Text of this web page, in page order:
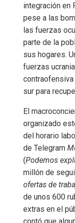
integración en
pese a las
las fuerzas
parte de la
sus hogares.
fuerzas
sur para
El
organizado
del horario
de Telegram
(Podemos
millón de
ofertas de
de unos 600
extras en el
contó que